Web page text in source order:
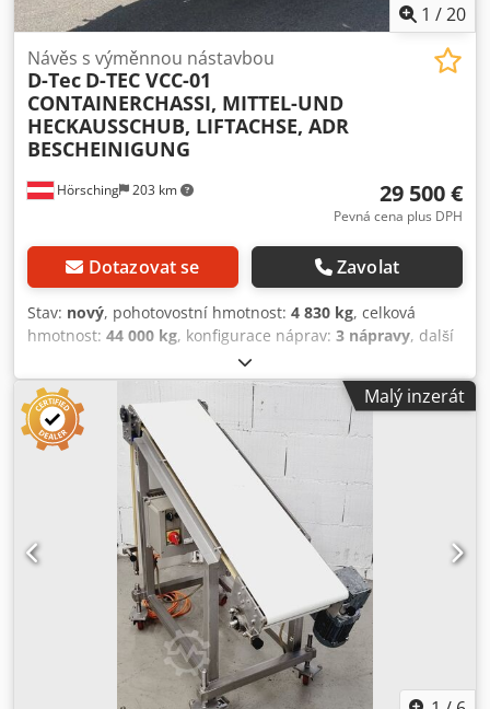
1 /20
Hörsching 203 km
Návěs s výměnnou nástavbou
D-Tec D-TEC VCC-01
CONTAINERCHASSI, MITTEL-UND
HECKAUSSCHUB, LIFTACHSE, ADR
BESCHEINIGUNG
29 500 €
Pevná cena plus DPH
Dotazovat se Zavolat
Stav: nový, pohotovostní hmotnost: 4 830 kg, celková
hmotnost: 44 000 kg, konfigurace náprav: 3 nápravy, další
, zavěšení:
pneumatiky:385/55R22,5, Vybavení:ABS, registrace
nákladního vozidla
, | Kontejnerový podvozek D-Tec VCC |
Středový a zadní výsuv | První náprava zvedací | Nápravy
VALX s kotoučovou brzdou | Pneumatiky: 385/55 R22,5 |
Nová vozidla | Vyhrazujeme si právo na změny, chyby a
předběžný prodej. Dodpfx Apszrxbheiokr
Malý inzerát